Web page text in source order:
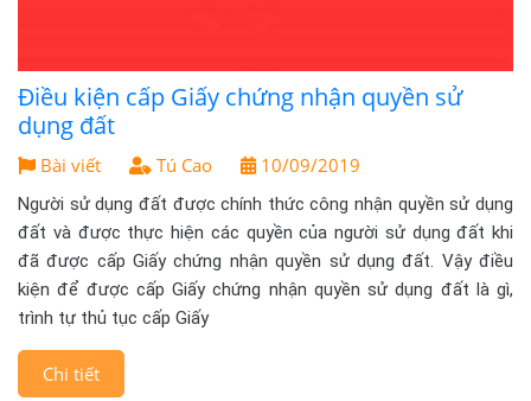
Điều kiện cấp Giấy chứng nhận quyền sử
dụng đất
Bài viết Tú Cao 10/09/2019
Người sử dụng đất được chính thức công nhận quyền sử dụng
đất và được thực hiện các quyền của người sử dụng đất khi
đã được cấp Giấy chứng nhận quyền sử dụng đất. Vậy điều
kiện để được cấp Giấy chứng nhận quyền sử dụng đất là gì,
trình tự thủ tục cấp Giấy
Chi tiết